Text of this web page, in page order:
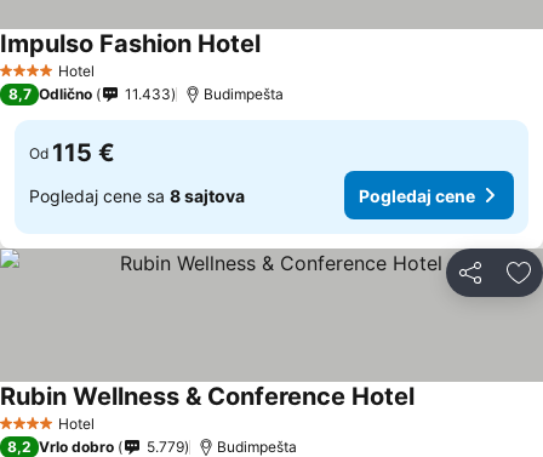
4 ZvezdiceHotel
Impulso Fashion Hotel
8,7 Odlično 11.433 Budimpešta
Od 115 €
Pogledaj cene sa 8 sajtova Pogledaj cene
Deli
4 ZvezdiceHotel
Rubin Wellness & Conference Hotel
8,2 Vrlo dobro 5.779 Budimpešta